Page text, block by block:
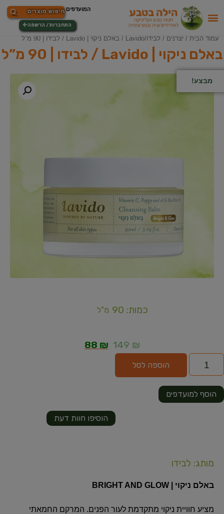
התחברות / הרשמה
עמוד הבית / יצרנים / לבידו/Lavido / באלם ניקוי | Lavido / לבידו | 90 מ”ל
באלם ניקוי | Lavido / לבידו | 90 מ”ל
מבצע!
כמות: 90 מ"ל
149 ₪
88 ₪
הוספה לסל
הוסיפו חוות דעת
הוסף למועדפים
מותג: לבידו
באלם ניקוי | BRIGHT AND GLOW
מציע חוויית ניקוי מתקדמת לעור הפנים. המרקם החמאתי